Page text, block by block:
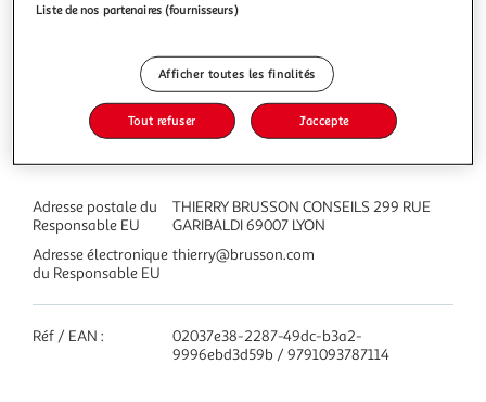
Caractéristiques
Adresse postale du
Responsable EU
THIERRY BRUSSON CONSEILS 299 RUE
GARIBALDI 69007 LYON
Adresse électronique
du Responsable EU
thierry@brusson.com
Réf / EAN :
02037e38-2287-49dc-b3a2-
9996ebd3d59b / 9791093787114
Liste de nos partenaires (fournisseurs)
Afficher toutes les finalités
Tout refuser J'accepte